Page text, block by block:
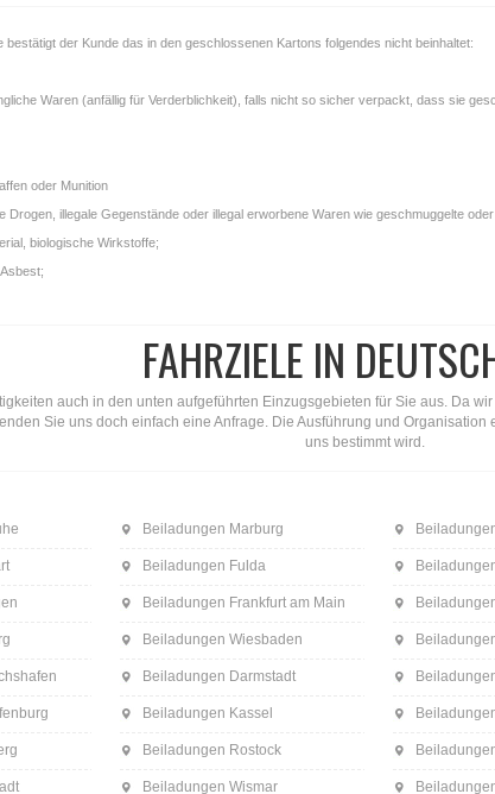
bestätigt der Kunde das in den geschlossenen Kartons folgendes nicht beinhaltet:
Waren (anfällig für Verderblichkeit), falls nicht so sicher verpackt, dass sie
oder Munition
Drogen, illegale Gegenstände oder illegal erworbene Waren wie geschmuggelte
biologische Wirkstoffe;
FAHRZIELE IN
auch in den unten aufgeführten Einzugsgebieten für Sie aus. Da
Sie uns doch einfach eine Anfrage. Die Ausführung und
uns bestimmt wird.
Beiladungen Marburg
Beiladungen Fulda
Beiladungen Frankfurt am Main
Beiladungen Wiesbaden
Beiladungen Darmstadt
Beiladungen Kassel
Beiladungen Rostock
Beiladungen Wismar